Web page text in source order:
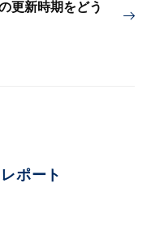
更新時期をどう
ポート